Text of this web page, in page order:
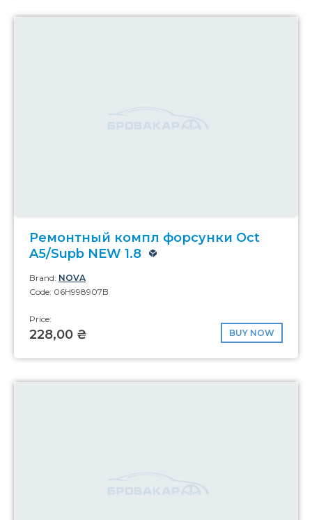
Ремонтный компл форсунки Oct
A5/Supb NEW 1.8
Brand: NOVA
Code: 06H998907B
Price:
228,00 ₴ BUY NOW